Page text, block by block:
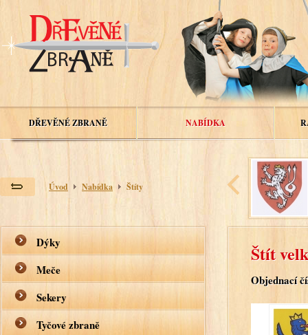
DŘEVĚNÉ ZBRANĚ NABÍDKA
Úvod Nabídka Štíty
Dýky
Meče
Sekery
Tyčové zbraně
Štít
Objednací